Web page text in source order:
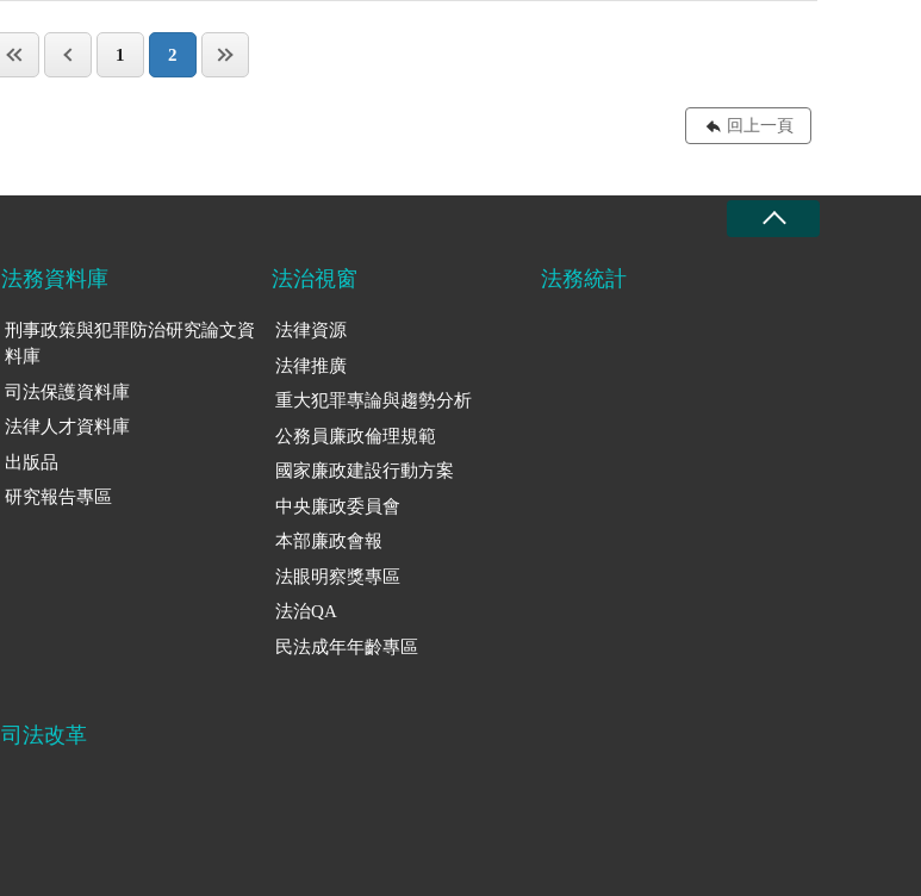
1 2
回上一頁
法務資料庫
刑事政策與犯罪防治研究論文資
料庫
司法保護資料庫
法律人才資料庫
出版品
研究報告專區
法治視窗
法律資源
法律推廣
重大犯罪專論與趨勢分析
公務員廉政倫理規範
國家廉政建設行動方案
中央廉政委員會
本部廉政會報
法眼明察獎專區
法治QA
民法成年年齡專區
法務統計
司法改革